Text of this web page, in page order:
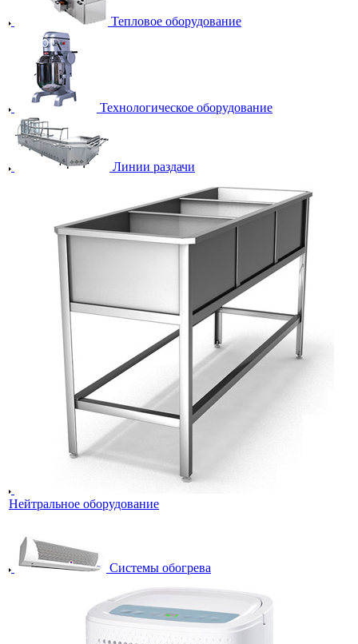
Тепловое оборудование
Технологическое оборудование
Линии раздачи
Нейтральное оборудование
Системы обогрева